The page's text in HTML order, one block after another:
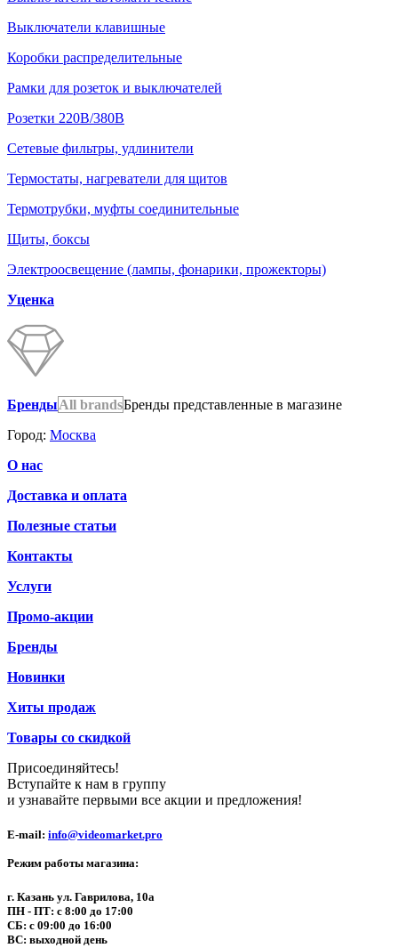
Выключатели клавишные
Коробки распределительные
Рамки для розеток и выключателей
Розетки 220В/380В
Сетевые фильтры, удлинители
Термостаты, нагреватели для щитов
Термотрубки, муфты соединительные
Щиты, боксы
Электроосвещение (лампы, фонарики, прожекторы)
Уценка
БрендыAll brandsБренды представленные в магазине
Город: Москва
О нас
Доставка и оплата
Полезные статьи
Контакты
Услуги
Промо-акции
Бренды
Новинки
Хиты продаж
Товары со скидкой
Присоединяйтесь!
Вступайте к нам в группу
и узнавайте первыми все акции и предложения!
E-mail: info@videomarket.pro
Режим работы магазина:
г. Казань ул. Гаврилова, 10а
ПН - ПТ: с 8:00 до 17:00
СБ: с 09:00 до 16:00
ВС: выходной день